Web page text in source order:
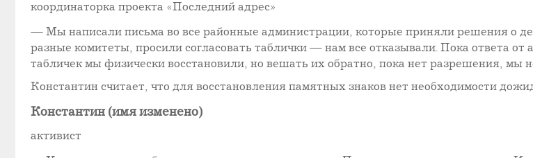
координаторка проекта «Последний адрес»
— Мы написали письма во все районные администрации, которые приняли решения о
разные комитеты, просили согласовать таблички — нам все отказывали. Пока ответа
табличек мы физически восстановили, но вешать их обратно, пока нет разрешения, мы
Константин считает, что для восстановления памятных знаков нет необходимости
Константин (имя изменено)
активист